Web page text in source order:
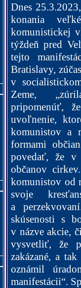
Dnes
konania
komunistickej
týždeň pred
tejto
Bratislavy,
v
Zeme,
pripomenúť,
uvoľnenie,
komunistov a
formami
povedať, že v
občanov
komunistov od
svoje
a
skúsenosti s
v názve akcie,
vysvetliť, že
zakázané, a
oznámil
manifestácii“.